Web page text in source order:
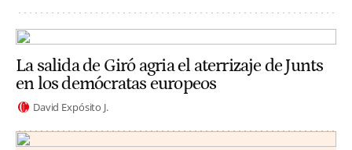
La salida de Giró agria el aterrizaje de Junts
en los demócratas europeos
David Expósito J.